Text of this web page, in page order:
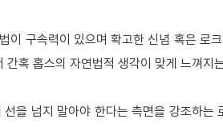
이 구속력이 있으며 확고한 신념 혹은 로
간혹 홉스의 자연법적 생각이 맞게 느껴지
을 넘지 말아야 한다는 측면을 강조하는